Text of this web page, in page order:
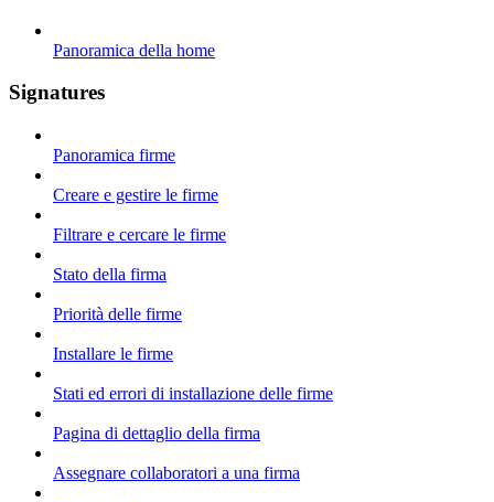
Panoramica della home
Signatures
Panoramica firme
Creare e gestire le firme
Filtrare e cercare le firme
Stato della firma
Priorità delle firme
Installare le firme
Stati ed errori di installazione delle firme
Pagina di dettaglio della firma
Assegnare collaboratori a una firma